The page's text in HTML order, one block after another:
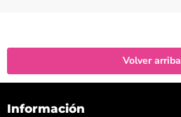
Volver arriba
Información